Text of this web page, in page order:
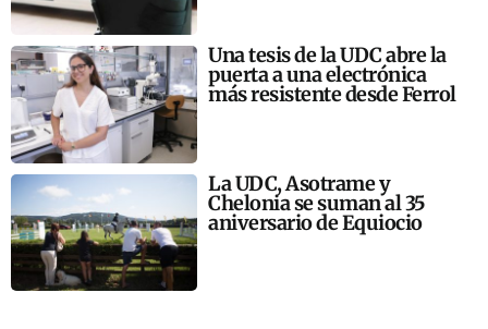
Una tesis de la UDC abre la
puerta a una electrónica
más resistente desde Ferrol
La UDC, Asotrame y
Chelonia se suman al 35
aniversario de Equiocio